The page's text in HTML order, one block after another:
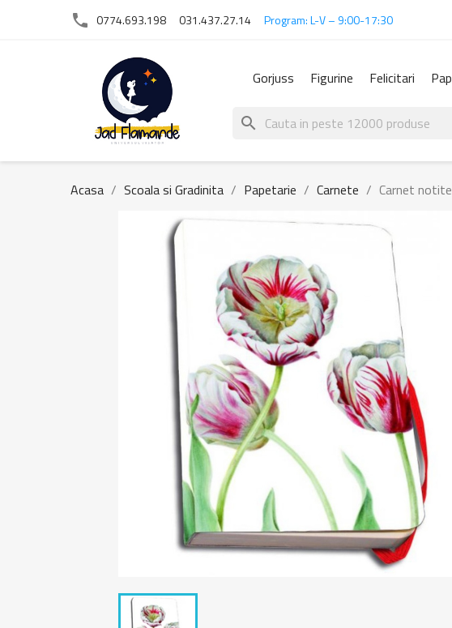
phone 0774.693.198 031.437.27.14 Program: L-V – 9:00-17:30
Gorjuss Figurine Felicitari
search
Acasa Scoala si Gradinita Papetarie Carnete Carnet